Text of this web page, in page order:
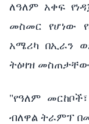
ለዓለም አቀፍ
መስመር የሆነው
አሜሪካ በኢራን
ትዕዛዝ
"የዓለም
ብለዋል ትራምፕ